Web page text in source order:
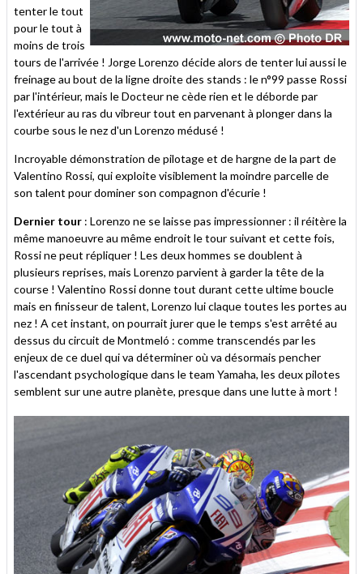
tenter le tout
pour le tout à
moins de trois
tours de l'arrivée ! Jorge Lorenzo décide alors de tenter lui aussi le
freinage au bout de la ligne droite des stands : le n°99 passe Rossi
par l'intérieur, mais le Docteur ne cède rien et le déborde par
l'extérieur au ras du vibreur tout en parvenant à plonger dans la
courbe sous le nez d'un Lorenzo médusé !
Incroyable démonstration de pilotage et de hargne de la part de
Valentino Rossi, qui exploite visiblement la moindre parcelle de
son talent pour dominer son compagnon d'écurie !
Dernier tour : Lorenzo ne se laisse pas impressionner : il réitère la
même manoeuvre au même endroit le tour suivant et cette fois,
Rossi ne peut répliquer ! Les deux hommes se doublent à
plusieurs reprises, mais Lorenzo parvient à garder la tête de la
course ! Valentino Rossi donne tout durant cette ultime boucle
mais en finisseur de talent, Lorenzo lui claque toutes les portes au
nez ! A cet instant, on pourrait jurer que le temps s'est arrêté au
dessus du circuit de Montmeló : comme transcendés par les
enjeux de ce duel qui va déterminer où va désormais pencher
l'ascendant psychologique dans le team Yamaha, les deux pilotes
semblent sur une autre planète, presque dans une lutte à mort !